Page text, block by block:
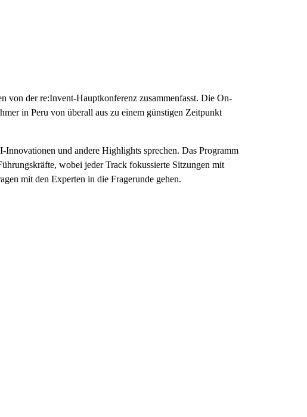
von der re:Invent-Hauptkonferenz zusammenfasst. Die On-
in Peru von überall aus zu einem günstigen Zeitpunkt
und andere Highlights sprechen. Das Programm
wobei jeder Track fokussierte Sitzungen mit
mit den Experten in die Fragerunde gehen.